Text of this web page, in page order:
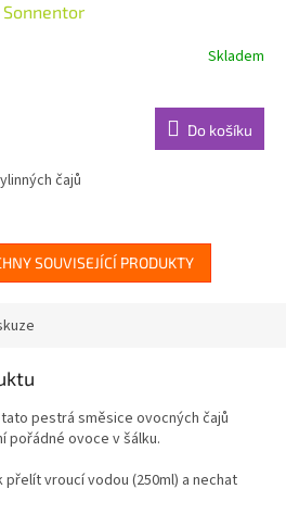
Sonnentor
Skladem
Do košíku
čajů
SOUVISEJÍCÍ PRODUKTY
pestrá směsice ovocných čajů
pořádné ovoce v šálku.
přelít vroucí vodou (250ml) a nechat